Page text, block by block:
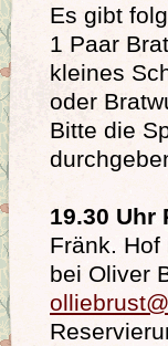
Es gibt
1 Paar
kleines
oder
Bitte die
19.30 Uhr
Fränk. Hof
bei Oliver